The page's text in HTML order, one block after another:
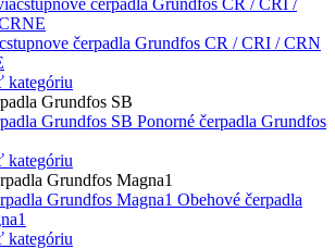
čerpadla Grundfos CR / CRI / CRN
kategóriu
Ponorné čerpadla Grundfos
kategóriu
Obehové čerpadla
kategóriu